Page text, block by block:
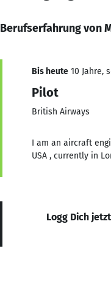
Berufserfahrung von
Bis heute 10 Jahre,
Pilot
British Airways
I am an aircraft
USA , currently in
Logg Dich